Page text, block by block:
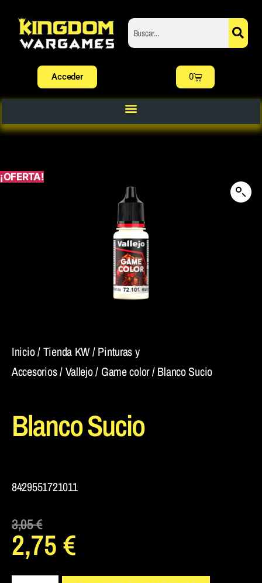
Acceder 0
¡OFERTA!
Inicio/Tienda KW/Pinturas y
Accesorios/Vallejo/ Game color/ Blanco Sucio
Blanco Sucio
8429551721011
3,05€
2,75€